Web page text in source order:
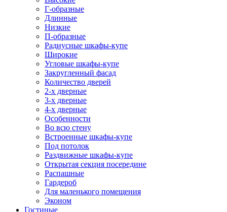
Г-образные
Длинные
Низкие
П-образные
Радиусные шкафы-купе
Широкие
Угловые шкафы-купе
Закругленный фасад
Количество дверей
2-х дверные
3-х дверные
4-х дверные
Особенности
Во всю стену
Встроенные шкафы-купе
Под потолок
Раздвижные шкафы-купе
Открытая секция посередине
Распашные
Гардероб
Для маленького помещения
Эконом
Гостиные